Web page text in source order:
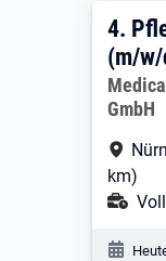
4.
4.
(m/
GmbH
km)